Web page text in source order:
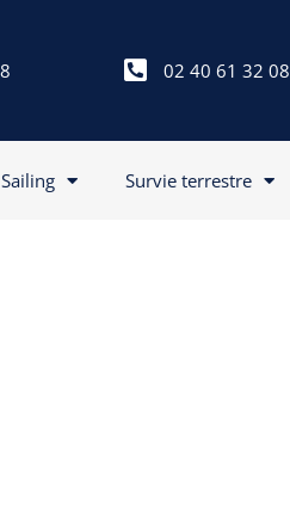
02 40 61 32 08
Survie terrestre